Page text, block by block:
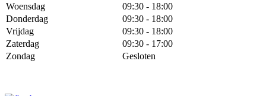
Woensdag
09:30 - 18:00
Donderdag
09:30 - 18:00
Vrijdag
09:30 - 18:00
Zaterdag
09:30 - 17:00
Zondag
Gesloten